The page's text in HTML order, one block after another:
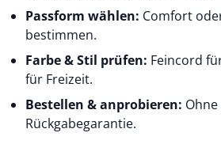
Passform wählen: Comfort
bestimmen.
Farbe & Stil prüfen: Feincord
für Freizeit.
Bestellen & anprobieren:
Rückgabegarantie.